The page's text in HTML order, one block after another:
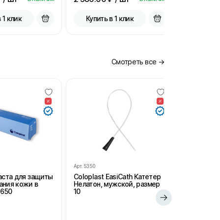
1 клик Купить в 1 клик
Смотреть все →
для защиты
кожи в
Арт. 5350
Coloplast EasiCath Катетер
Нелатон, мужской, размер
10